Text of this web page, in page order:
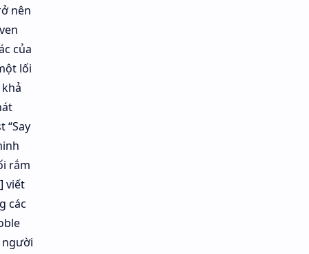
nên
của
lối
“Say
rắm
viết
các
người